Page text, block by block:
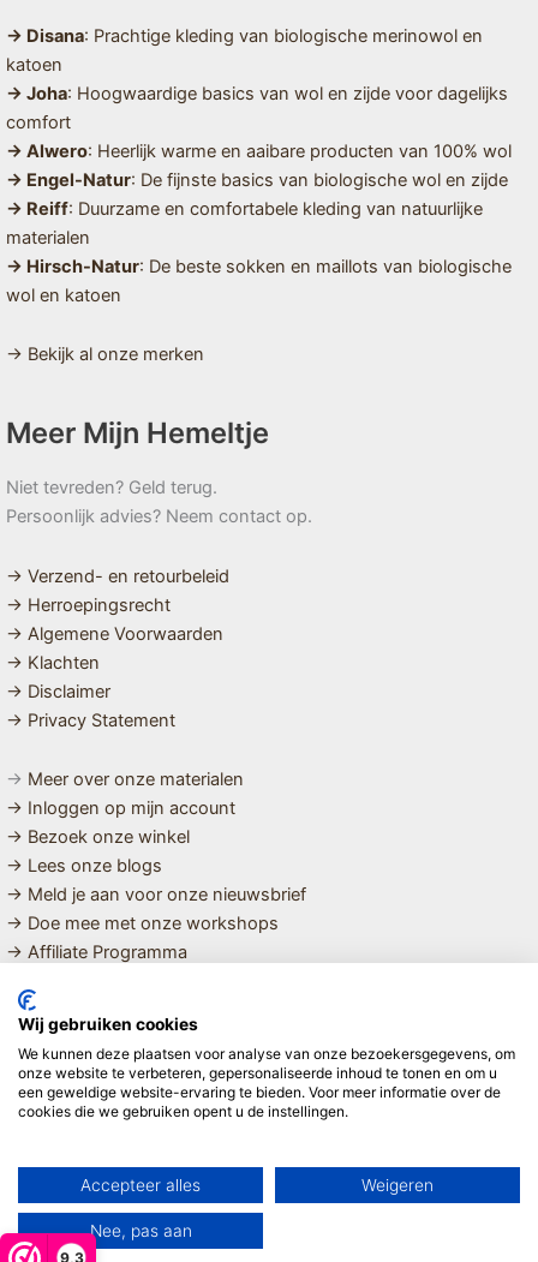
9,3
→ Disana: Prachtige kleding van biologische merinowol en
katoen
→ Joha: Hoogwaardige basics van wol en zijde voor dagelijks
comfort
→ Alwero: Heerlijk warme en aaibare producten van 100% wol
→ Engel-Natur: De fijnste basics van biologische wol en zijde
→ Reiff: Duurzame en comfortabele kleding van natuurlijke
materialen
→ Hirsch-Natur: De beste sokken en maillots van biologische
wol en katoen
→ Bekijk al onze merken
Meer Mijn Hemeltje
Niet tevreden? Geld terug.
Persoonlijk advies? Neem contact op.
→ Verzend- en retourbeleid
→ Herroepingsrecht
→ Algemene Voorwaarden
→ Klachten
→ Disclaimer
→ Privacy Statement
→ Meer over onze materialen
→ Inloggen op mijn account
→ Bezoek onze winkel
→ Lees onze blogs
→ Meld je aan voor onze nieuwsbrief
→ Doe mee met onze workshops
→ Affiliate Programma
MET LIEFDE SAMENGESTELDE
BIOLOGISCHE EN DUURZAME PRODUCTEN VOOR HET HELE
GEZIN
Wij gebruiken cookies
We kunnen deze plaatsen voor analyse van onze bezoekersgegevens, om
onze website te verbeteren, gepersonaliseerde inhoud te tonen en om u
een geweldige website-ervaring te bieden. Voor meer informatie over de
cookies die we gebruiken opent u de instellingen.
Accepteer alles Weigeren
Nee, pas aan